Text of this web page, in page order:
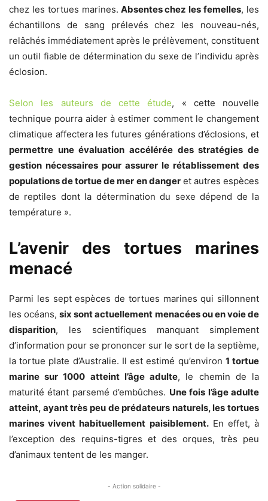
chez les tortues marines. Absentes chez les femelles, les
échantillons de sang prélevés chez les nouveau-nés,
relâchés immédiatement après le prélèvement, constituent
un outil fiable de détermination du sexe de l’individu après
éclosion.
Selon les auteurs de cette étude, « cette nouvelle
technique pourra aider à estimer comment le changement
climatique affectera les futures générations d’éclosions, et
permettre une évaluation accélérée des stratégies de
gestion nécessaires pour assurer le rétablissement des
populations de tortue de mer en dangeret autres espèces
de reptiles dont la détermination du sexe dépend de la
température ».
L’avenir des tortues marines
menacé
Parmi les sept espèces de tortues marines qui sillonnent
les océans,six sont actuellement menacées ou en voie de
disparition, les scientifiques manquant simplement
d’information pour se prononcer sur le sort de la septième,
la tortue plate d’Australie. Il est estimé qu’environ 1 tortue
marine sur 1000 atteint l’âge adulte, le chemin de la
maturité étant parsemé d’embûches. Une fois l’âge adulte
atteint, ayant très peu de prédateurs naturels, les tortues
marines vivent habituellement paisiblement.En effet, à
l’exception des requins-tigres et des orques, très peu
d’animaux tentent de les manger.
- Action solidaire -